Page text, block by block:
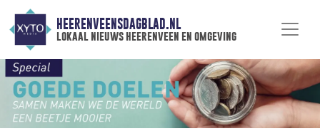
HEERENVEENSDAGBLAD.NL
lokaal nieuws heerenveen en omgeving